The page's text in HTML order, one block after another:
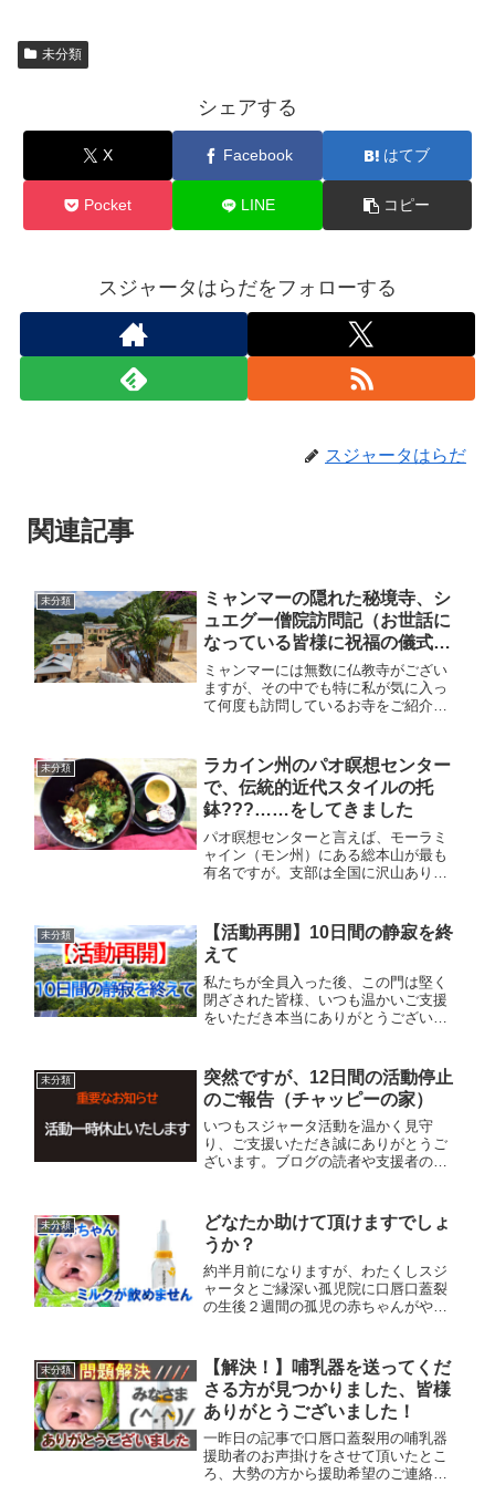
未分類
シェアする
X Facebook はてブ
Pocket LINE コピー
スジャータはらだをフォローする
スジャータはらだ
関連記事
未分類
ミャンマーの隠れた秘境寺、シ
ュエグー僧院訪問記（お世話に
なっている皆様に祝福の儀式を
行いました）
ミャンマーには無数に仏教寺がござい
ますが、その中でも特に私が気に入っ
て何度も訪問しているお寺をご紹介し
ピッタリな場所で、お寺は山のほとん
ど崖みたいなところに建っています。
未分類
ラカイン州のパオ瞑想センター
で、伝統的近代スタイルの托
鉢???……をしてきました
パオ瞑想センターと言えば、モーラミ
ャイン（モン州）にある総本山が最も
有名ですが。支部は全国に沢山あり、
してきました。
未分類
【活動再開】10日間の静寂を終
えて
私たちが全員入った後、この門は堅く
閉ざされた皆様、いつも温かいご支援
をいただき本当にありがとうございま
た。門が閉ざされ、一切の会話やデジ
タル機器もない完全な静寂の世界から...
未分類
突然ですが、12日間の活動停止
のご報告（チャッピーの家）
いつもスジャータ活動を温かく見守
り、ご支援いただき誠にありがとうご
ざいます。ブログの読者や支援者の皆
間のヴィパッサナー瞑想リトリートに
参加することになりました。これ...
未分類
どなたか助けて頂けますでしょ
うか？
約半月前になりますが、わたくしスジ
ャータとご縁深い孤児院に口唇口蓋裂
の生後２週間の孤児の赤ちゃんがやっ
スジャータはらだ（原田英次）孤児救
済活動
未分類
【解決！】哺乳器を送ってくだ
さる方が見つかりました、皆様
ありがとうございました！
一昨日の記事で口唇口蓋裂用の哺乳器
援助者のお声掛けをさせて頂いたとこ
ろ、大勢の方から援助希望のご連絡を